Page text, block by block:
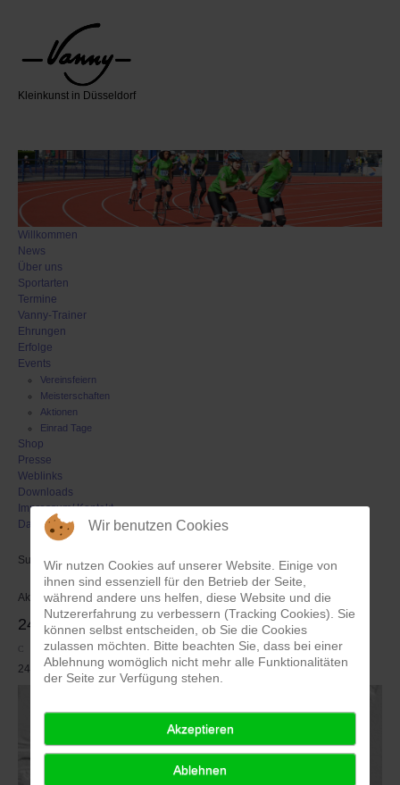
Kleinkunst in Düsseldorf
Willkommen
News
Über uns
Sportarten
Termine
Vanny-Trainer
Ehrungen
Erfolge
Events
Vereinsfeiern
Meisterschaften
Aktionen
Einrad Tage
Shop
Presse
Weblinks
Downloads
Impressum/ Kontakt
Datenschutz
Suchen
Aktuell sind 367 Gäste und keine Mitglieder online
24 Stunden Turnier 2014
Zuletzt aktualisiert: 16. Januar 2024
24 Stunden Turnier 2014
Wir benutzen Cookies
Wir nutzen Cookies auf unserer Website. Einige von
ihnen sind essenziell für den Betrieb der Seite,
während andere uns helfen, diese Website und die
Nutzererfahrung zu verbessern (Tracking Cookies). Sie
können selbst entscheiden, ob Sie die Cookies
zulassen möchten. Bitte beachten Sie, dass bei einer
Ablehnung womöglich nicht mehr alle Funktionalitäten
der Seite zur Verfügung stehen.
Akzeptieren
Ablehnen